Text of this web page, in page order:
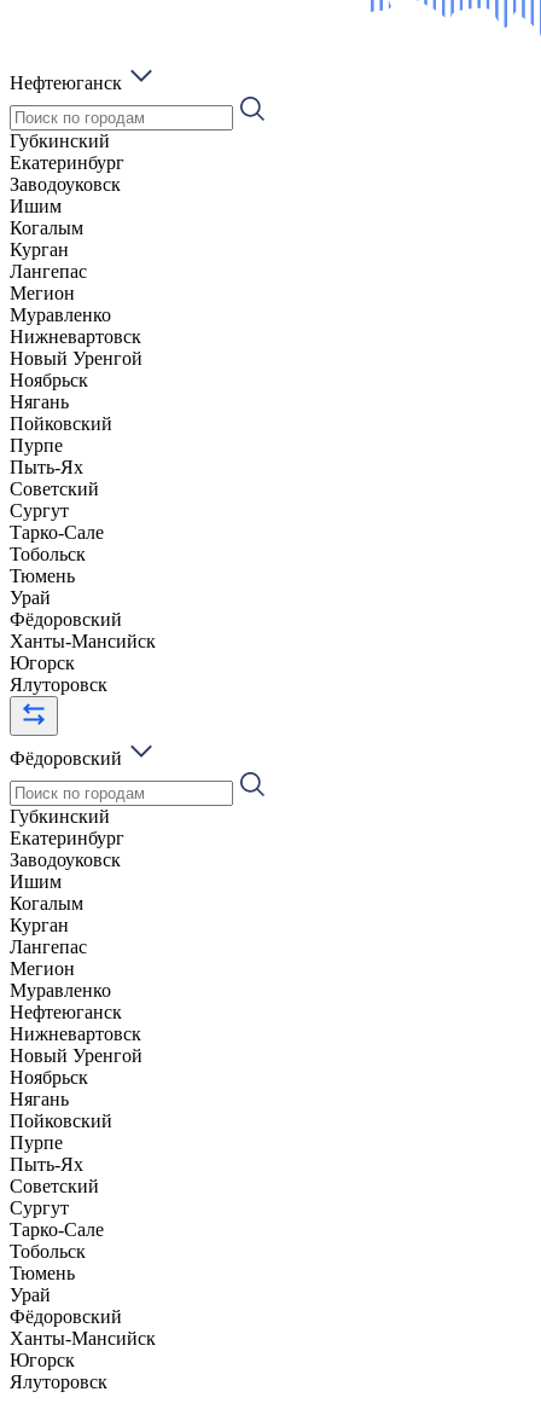
Нефтеюганск
Губкинский
Екатеринбург
Заводоуковск
Ишим
Когалым
Курган
Лангепас
Мегион
Муравленко
Нижневартовск
Новый Уренгой
Ноябрьск
Нягань
Пойковский
Пурпе
Пыть-Ях
Советский
Сургут
Тарко-Сале
Тобольск
Тюмень
Урай
Фёдоровский
Ханты-Мансийск
Югорск
Ялуторовск
Фёдоровский
Губкинский
Екатеринбург
Заводоуковск
Ишим
Когалым
Курган
Лангепас
Мегион
Муравленко
Нефтеюганск
Нижневартовск
Новый Уренгой
Ноябрьск
Нягань
Пойковский
Пурпе
Пыть-Ях
Советский
Сургут
Тарко-Сале
Тобольск
Тюмень
Урай
Фёдоровский
Ханты-Мансийск
Югорск
Ялуторовск